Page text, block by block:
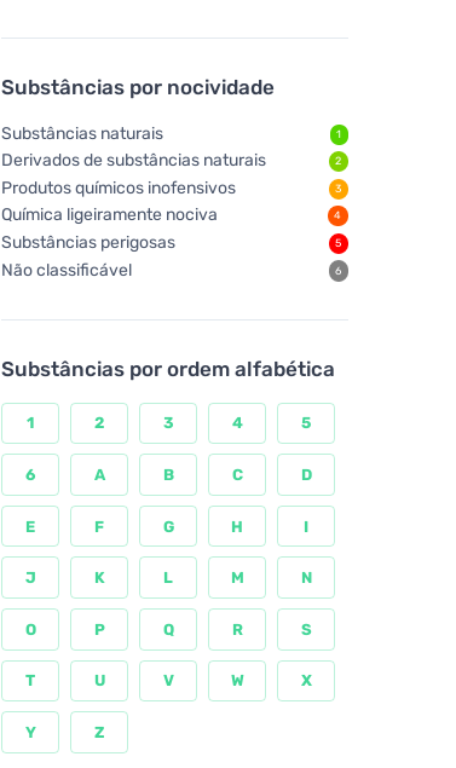
Substâncias por nocividade
Substâncias naturais 1
Derivados de substâncias naturais 2
Produtos químicos inofensivos 3
Química ligeiramente nociva 4
Substâncias perigosas 5
Não classificável 6
Substâncias por ordem alfabética
1 2 3 4 5
6 A B C D
E F G H I
J K L M N
O P Q R S
T U V W X
Y Z